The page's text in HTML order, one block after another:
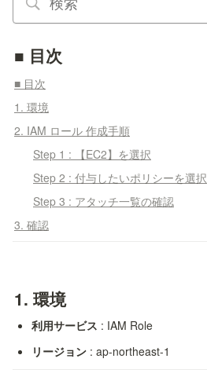
■ 目次
■ 目次
1. 環境
2. IAM ロール 作成手順
Step 1 : 【EC2】を選択
Step 2 : 付与したいポリシーを選択
Step 3 : アタッチ一覧の確認
3. 確認
1. 環境
利用サービス : IAM Role
リージョン : ap-northeast-1